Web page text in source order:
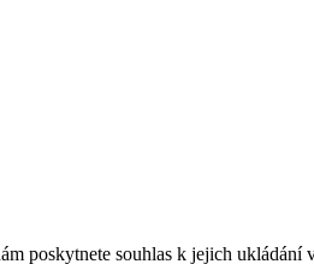
poskytnete souhlas k jejich ukládání